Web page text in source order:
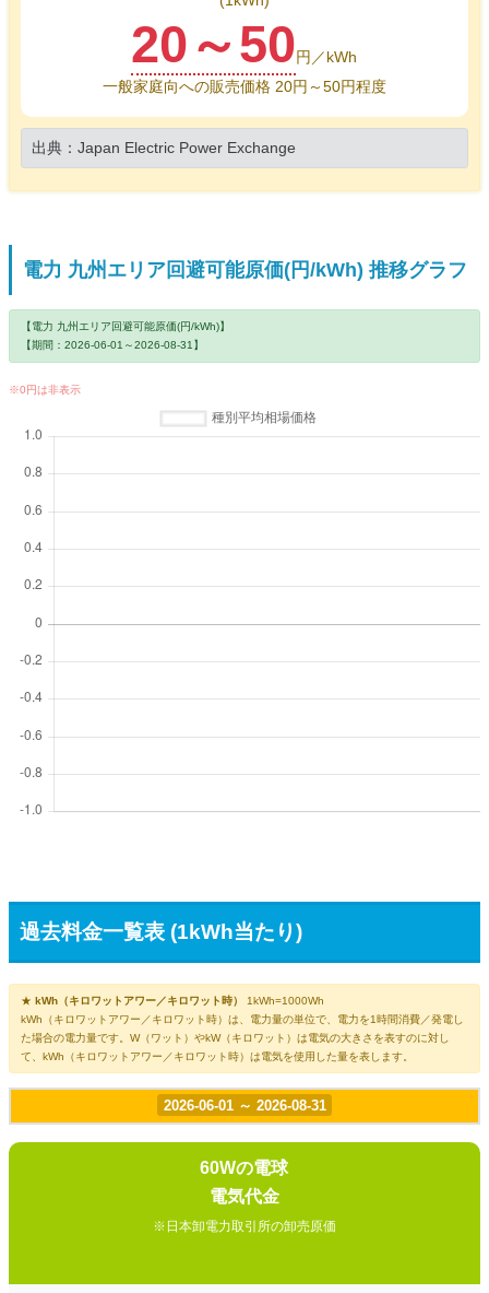
20～50円／kWh
一般家庭向への販売価格 20円～50円程度
出典：Japan Electric Power Exchange
電力 九州エリア回避可能原価(円/kWh) 推移グラフ
【電力 九州エリア回避可能原価(円/kWh)】
【期間：2026-06-01～2026-08-31】
※0円は非表示
過去料金一覧表 (1kWh当たり)
★ kWh（キロワットアワー／キロワット時）
1kWh=1000Wh
kWh（キロワットアワー／キロワット時）は、電力量の単位で、電力を1時間消費／発電し
た場合の電力量です。W（ワット）やkW（キロワット）は電気の大きさを表すのに対し
て、kWh（キロワットアワー／キロワット時）は電気を使用した量を表します。
2026-06-01 ～ 2026-08-31
60Wの電球
電気代金
※日本卸電力取引所の卸売原価